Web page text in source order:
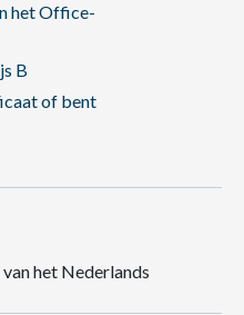
het Office-
B
of bent
het Nederlands